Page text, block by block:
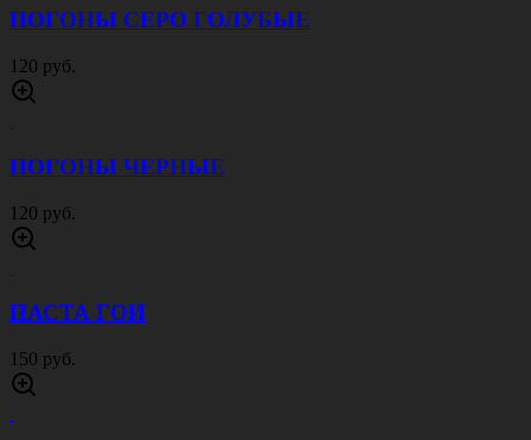
ПОГОНЫ СЕРО ГОЛУБЫЕ
120 руб.
ПОГОНЫ ЧЕРНЫЕ
120 руб.
ПАСТА ГОИ
150 руб.